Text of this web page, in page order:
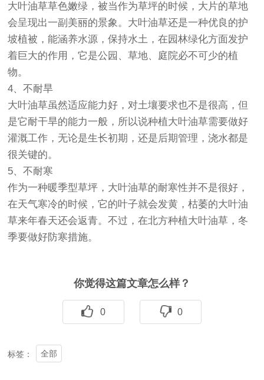
大叶油草草色嫩绿，被当作为草坪的时候，大片的草地
会呈现出一副美丽的景象。大叶油草还是一种优良的护
坡植被，能涵养水源，保持水土，在园林绿化方面发护
着巨大的作用，它是公园、草地、庭院必不可少的植
物。
4、不耐旱
大叶油草虽然适应能力好，对土壤要求也不是很高，但
是它耐干旱的能力一般，所以说种植大叶油草需要做好
灌溉工作，无论是生长初期，还是后期管理，浇水都是
很关键的。
5、不耐寒
作为一种暖季型草坪，大叶油草的耐寒性并不是很好，
在天气寒冷的时候，它的叶子就会发黄，枯萎的大叶油
草来年春天还会返青。不过，在北方种植大叶油草，冬
季要做好防寒措施。
你觉得这篇文章怎么样？
0 0
标签： 全部